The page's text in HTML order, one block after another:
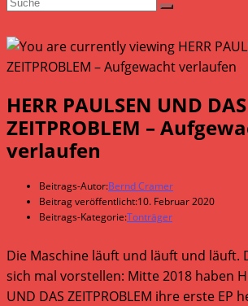
HERR PAULSEN UND DAS
ZEITPROBLEM –
verlaufen
Beitrags-Autor:Bernd Cramer
Beitrag veröffentlicht:10. Februar 2020
Beitrags-Kategorie:Tonträger
Die Maschine läuft und läuft und läuft.
sich mal vorstellen: Mitte 2018 haben
UND DAS ZEITPROBLEM ihre erste EP